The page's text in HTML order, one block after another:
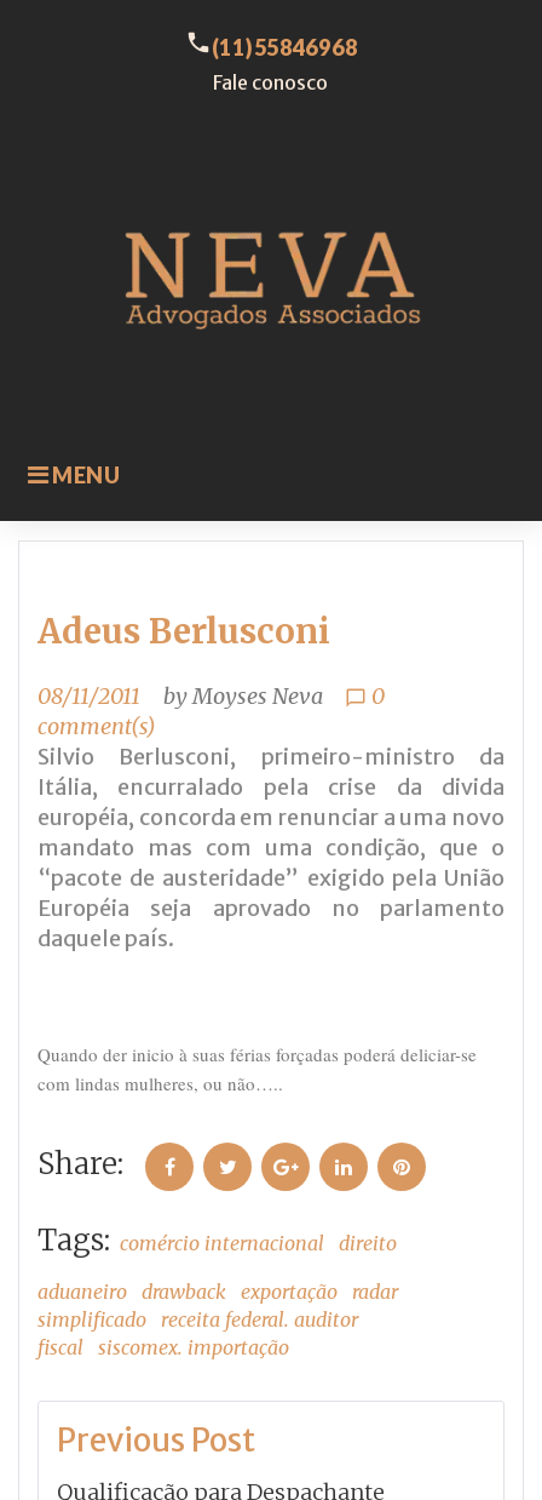
MENU
call(11)55846968
Fale conosco
Adeus Berlusconi
08/11/2011 byMoyses Neva chat_bubble_outline 0
comment(s)
Silvio Berlusconi, primeiro-ministro da
Itália, encurralado pela crise da divida
européia, concorda em renunciar a uma novo
mandato mas com uma condição, que o
“pacote de austeridade” exigido pela União
Européia seja aprovado no parlamento
daquele país.
Quando der inicio à suas férias forçadas poderá deliciar-se
com lindas mulheres, ou não…..
Share: FacebookTwitter Google+LinkedInPinterest
Tags: comércio internacional
direito
aduaneiro drawback exportação
radar
simplificado
receita federal. auditor
fiscal
siscomex. importação
Navegação
Previous Post
Qualificação para Despachante